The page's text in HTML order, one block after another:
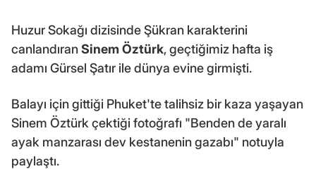
Huzur Sokağı dizisinde Şükran karakterini
canlandıranSinem Öztürk, geçtiğimiz hafta iş
adamı Gürsel Şatır ile dünya evine girmişti.
Balayı için gittiği Phuket'te talihsiz bir kaza yaşayan
Sinem Öztürk çektiği fotoğrafı "Benden de yaralı
ayak manzarası dev kestanenin gazabı" notuyla
paylaştı.